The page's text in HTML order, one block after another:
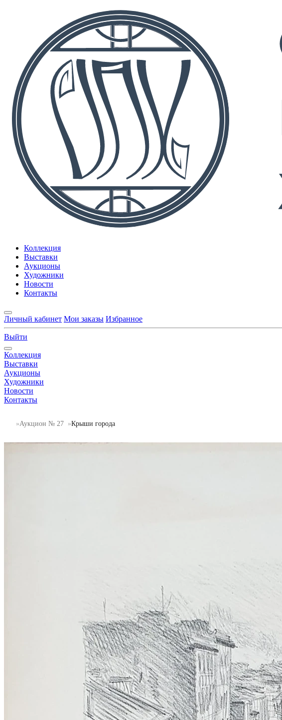
Коллекция
Выставки
Аукционы
Художники
Новости
Контакты
Личный кабинет Мои заказы Избранное
Выйти
Коллекция
Выставки
Аукционы
Художники
Новости
Контакты
Аукцион № 27 Крыши города